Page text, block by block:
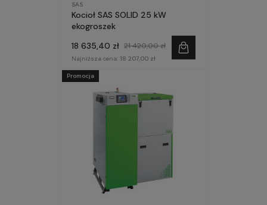
SAS
Kocioł SAS SOLID 25 kW
ekogroszek
18 635,40 zł 21 420,00 zł
Najniższa cena: 18 207,00 zł
Promocja